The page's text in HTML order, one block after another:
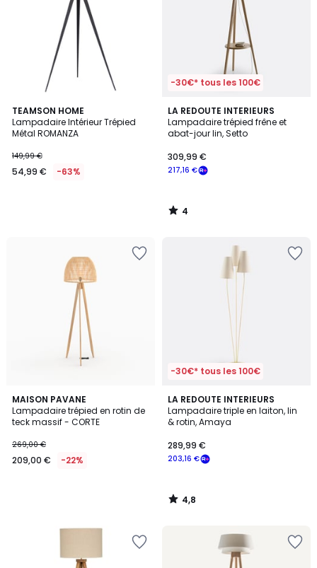
TEAMSON HOME
Lampadaire Intérieur Trépied
Métal ROMANZA
149,99 €
54,99 € -63%
-30€* tous les 100€
LA REDOUTE INTERIEURS
Lampadaire trépied frêne et
abat-jour lin, Setto
217,16 €
309,99 €
4
/
5
4
/
MAISON PAVANE
Lampadaire trépied en rotin de
teck massif - CORTE
269,00 €
209,00 € -22%
-30€* tous les 100€
LA REDOUTE INTERIEURS
Lampadaire triple en laiton, lin
& rotin, Amaya
203,16 €
289,99 €
4,8
/ 5
4,8
/